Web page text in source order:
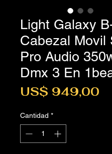
Light Galaxy
Cabezal Movil
Pro Audio
Dmx 3 En
US$ 949,00
Cantidad *